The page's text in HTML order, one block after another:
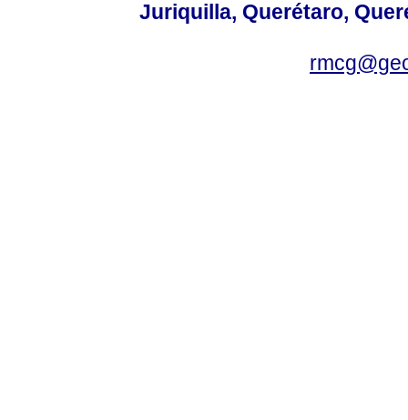
Juriquilla, Querétaro,